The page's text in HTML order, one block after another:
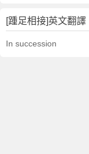
[踵足相接]英文翻譯
In succession